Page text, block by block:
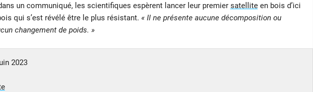
un communiqué, les scientifiques espèrent lancer leur premier satelliteen bois d’ici
qui s’est révélé être le plus résistant. « Il ne présente aucune décomposition ou
changement de poids. »
2023